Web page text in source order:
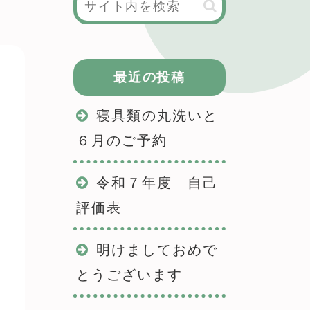
最近の投稿
寝具類の丸洗いと
６月のご予約
令和７年度 自己
評価表
明けましておめで
とうございます